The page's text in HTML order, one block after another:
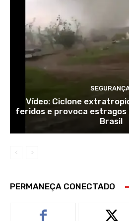
Vídeo: Ciclone
feridos e provoca estragos
Brasil
PERMANEÇA CONECTADO